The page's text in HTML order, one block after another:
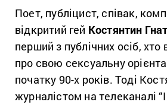
Поет, публіцист, співак,
відкритий гей Костянтин
перший з публічних осіб, хто
про свою сексуальну
початку 90-х років. Тоді
журналістом на телеканалі